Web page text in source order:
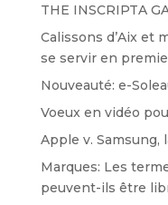
THE INSCRIPTA
Calissons d’Aix et
se servir en
Nouveauté: e-
Voeux en vidéo
Apple v.
Marques: Les
peuvent-ils être